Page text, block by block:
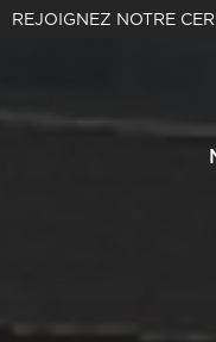
REJOIGNEZ NOTRE